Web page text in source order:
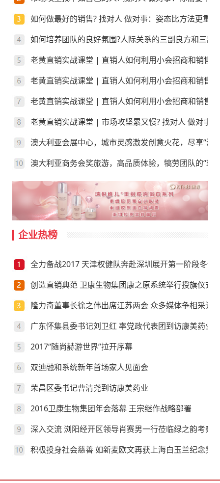
如何做最好的销售? 找对人 做对事：姿态比方法更重要!
如何培养团队的良好氛围?人际关系的三副良方和三副
老黄直销实战课堂 | 直销人如何利用小会招商和销售
老黄直销实战课堂 | 直销人如何利用小会招商和销售
老黄直销实战课堂 | 直销人如何利用小会招商和销售
老黄直销实战课堂 | 市场攻坚累又慢? 找对人 做对事
澳大利亚会展中心，城市灵感激发创意火花，尽享“澳”
澳大利亚商务会奖旅游，高品质体验，犒劳团队的“玩”
企业热榜
全力备战2017 天津权健队奔赴深圳展开第一阶段冬训
创造直销典范 卫康生物集团康之原系统举行授旗仪式
隆力奇董事长徐之伟出席江苏两会 众多媒体争相采访
广东怀集县委书记刘卫红 率党政代表团到访康美药业
2017“随尚赫游世界”拉开序幕
双迪融和系统新年首场家人见面会
荣昌区委书记曹清尧到访康美药业
2016卫康生物集团年会落幕 王宗继作战略部署
深入交流 浏阳经开区领导肖赛男一行莅临绿之韵考察
积极投身社会慈善 如新麦欧文再获上海白玉兰纪念奖